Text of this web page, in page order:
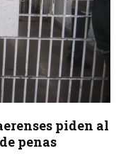
piden al
penas